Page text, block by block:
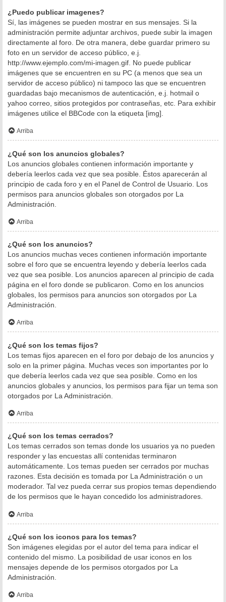
¿Puedo publicar imagenes?
Sí, las imágenes se pueden mostrar en sus mensajes. Si la
administración permite adjuntar archivos, puede subir la imagen
directamente al foro. De otra manera, debe guardar primero su
foto en un servidor de acceso público, e.j.
http://www.ejemplo.com/mi-imagen.gif. No puede publicar
imágenes que se encuentren en su PC (a menos que sea un
servidor de acceso público) ni tampoco las que se encuentren
guardadas bajo mecanismos de autenticación, e.j. hotmail o
yahoo correo, sitios protegidos por contraseñas, etc. Para exhibir
imágenes utilice el BBCode con la etiqueta [img].
Arriba
¿Qué son los anuncios globales?
Los anuncios globales contienen información importante y
debería leerlos cada vez que sea posible. Éstos aparecerán al
principio de cada foro y en el Panel de Control de Usuario. Los
permisos para anuncios globales son otorgados por La
Administración.
Arriba
¿Qué son los anuncios?
Los anuncios muchas veces contienen información importante
sobre el foro que se encuentra leyendo y debería leerlos cada
vez que sea posible. Los anuncios aparecen al principio de cada
página en el foro donde se publicaron. Como en los anuncios
globales, los permisos para anuncios son otorgados por La
Administración.
Arriba
¿Qué son los temas fijos?
Los temas fijos aparecen en el foro por debajo de los anuncios y
solo en la primer página. Muchas veces son importantes por lo
que debería leerlos cada vez que sea posible. Como en los
anuncios globales y anuncios, los permisos para fijar un tema son
otorgados por La Administración.
Arriba
¿Qué son los temas cerrados?
Los temas cerrados son temas donde los usuarios ya no pueden
responder y las encuestas allí contenidas terminaron
automáticamente. Los temas pueden ser cerrados por muchas
razones. Esta decisión es tomada por La Administración o un
moderador. Tal vez pueda cerrar sus propios temas dependiendo
de los permisos que le hayan concedido los administradores.
Arriba
¿Qué son los iconos para los temas?
Son imágenes elegidas por el autor del tema para indicar el
contenido del mismo. La posibilidad de usar iconos en los
mensajes depende de los permisos otorgados por La
Administración.
Arriba